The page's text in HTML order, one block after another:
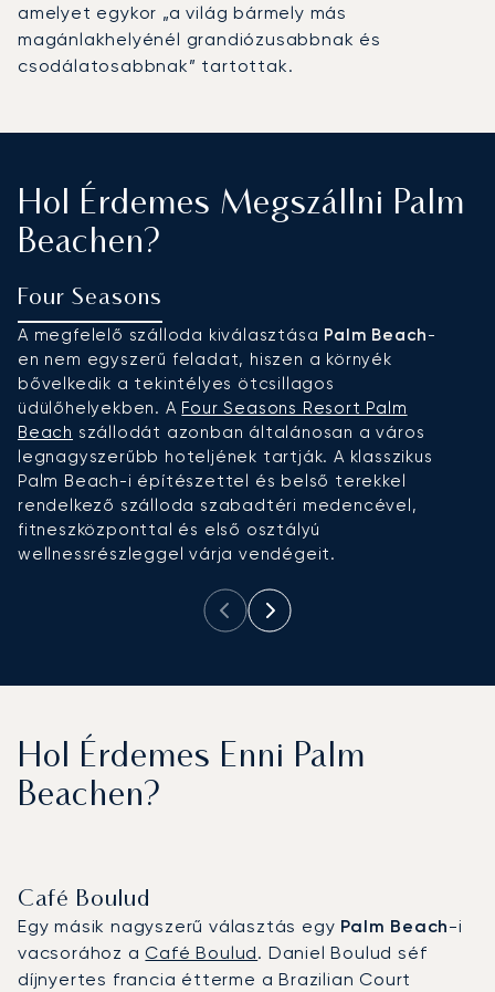
amelyet egykor „a világ bármely más
magánlakhelyénél grandiózusabbnak és
csodálatosabbnak” tartottak.
Hol Érdemes Megszállni Palm
Beachen?
Four Seasons
A megfelelő szálloda kiválasztása Palm Beach-
en nem egyszerű feladat, hiszen a környék
bővelkedik a tekintélyes ötcsillagos
üdülőhelyekben. A Four Seasons Resort Palm
Beach szállodát azonban általánosan a város
legnagyszerűbb hoteljének tartják. A klasszikus
Palm Beach-i építészettel és belső terekkel
rendelkező szálloda szabadtéri medencével,
fitneszközponttal és első osztályú
wellnessrészleggel várja vendégeit.
Hol Érdemes Enni Palm
Beachen?
Café Boulud
Egy másik nagyszerű választás egy Palm Beach-i
vacsorához aCafé Boulud. Daniel Boulud séf
díjnyertes francia étterme a Brazilian Court